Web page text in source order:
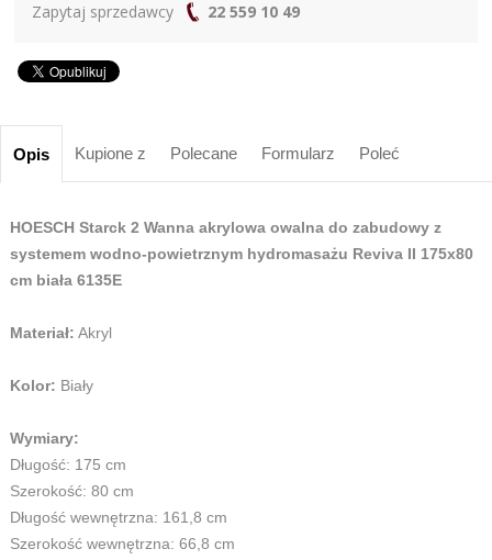
Zapytaj sprzedawcy 22 559 10 49
Opis Kupione z Polecane Formularz Poleć
HOESCH Starck 2 Wanna akrylowa owalna do zabudowy z
systemem wodno-powietrznym hydromasażu Reviva II 175x80
cm biała 6135E
Materiał: Akryl
Kolor: Biały
Wymiary:
Długość: 175 cm
Szerokość: 80 cm
Długość wewnętrzna: 161,8 cm
Szerokość wewnętrzna: 66,8 cm